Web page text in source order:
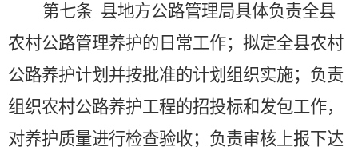
第七条 县地方公路管理局具体负责全县
农村公路管理养护的日常工作；拟定全县农村
公路养护计划并按批准的计划组织实施；负责
组织农村公路养护工程的招投标和发包工作，
对养护质量进行检查验收；负责审核上报下达